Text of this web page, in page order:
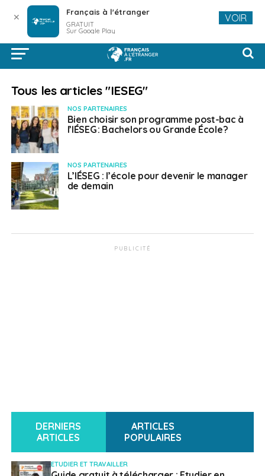
Tous les articles "IESEG"
NOS PARTENAIRES
Bien choisir son programme post-bac à
l’IÉSEG : Bachelors ou Grande École ?
NOS PARTENAIRES
L’IÉSEG : l’école pour devenir le manager
de demain
PUBLICITÉ
DERNIERS
ARTICLES
ARTICLES
POPULAIRES
ETUDIER ET TRAVAILLER
✕ Français à l'étranger
GRATUIT
Sur Google Play
VOIR